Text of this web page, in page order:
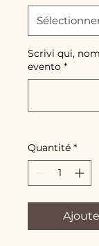
Scrivi qui,
evento *
Quantité *